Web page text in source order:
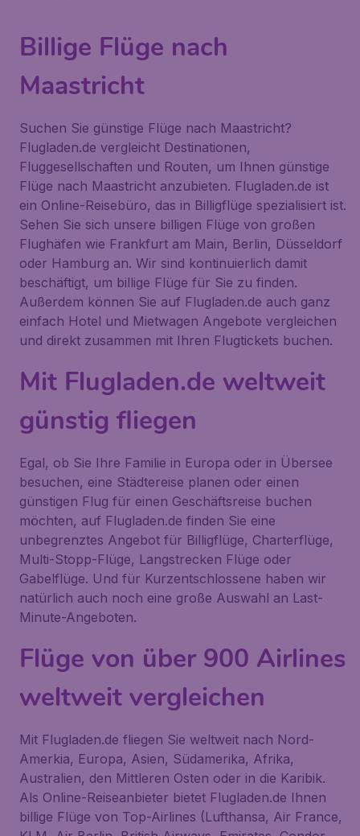
Billige Flüge nach
Maastricht
Suchen Sie günstige Flüge nach Maastricht?
Flugladen.de vergleicht Destinationen,
Fluggesellschaften und Routen, um Ihnen günstige
Flüge nach Maastricht anzubieten. Flugladen.de ist
ein Online-Reisebüro, das in Billigflüge spezialisiert ist.
Sehen Sie sich unsere billigen Flüge von großen
Flughäfen wie Frankfurt am Main, Berlin, Düsseldorf
oder Hamburg an. Wir sind kontinuierlich damit
beschäftigt, um billige Flüge für Sie zu finden.
Außerdem können Sie auf Flugladen.de auch ganz
einfach Hotel und Mietwagen Angebote vergleichen
und direkt zusammen mit Ihren Flugtickets buchen.
Mit Flugladen.de weltweit
günstig fliegen
Egal, ob Sie Ihre Familie in Europa oder in Übersee
besuchen, eine Städtereise planen oder einen
günstigen Flug für einen Geschäftsreise buchen
möchten, auf Flugladen.de finden Sie eine
unbegrenztes Angebot für Billigflüge, Charterflüge,
Multi-Stopp-Flüge, Langstrecken Flüge oder
Gabelflüge. Und für Kurzentschlossene haben wir
natürlich auch noch eine große Auswahl an Last-
Minute-Angeboten.
Flüge von über 900 Airlines
weltweit vergleichen
Mit Flugladen.de fliegen Sie weltweit nach Nord-
Amerkia, Europa, Asien, Südamerika, Afrika,
Australien, den Mittleren Osten oder in die Karibik.
Als Online-Reiseanbieter bietet Flugladen.de Ihnen
billige Flüge von Top-Airlines (Lufthansa, Air France,